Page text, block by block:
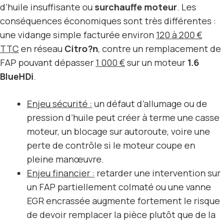
d’huile insuffisante ou surchauffe moteur. Les
conséquences économiques sont très différentes :
une vidange simple facturée environ 120 à 200 €
TTC en réseau Citro?n, contre un remplacement de
FAP pouvant dépasser 1 000 €sur un moteur 1.6
BlueHDi.
Enjeu sécurité : un défaut d’allumage ou de
pression d’huile peut créer à terme une casse
moteur, un blocage sur autoroute, voire une
perte de contrôle si le moteur coupe en
pleine manœuvre.
Enjeu financier : retarder une intervention sur
un FAP partiellement colmaté ou une vanne
EGR encrassée augmente fortement le risque
de devoir remplacer la pièce plutôt que de la